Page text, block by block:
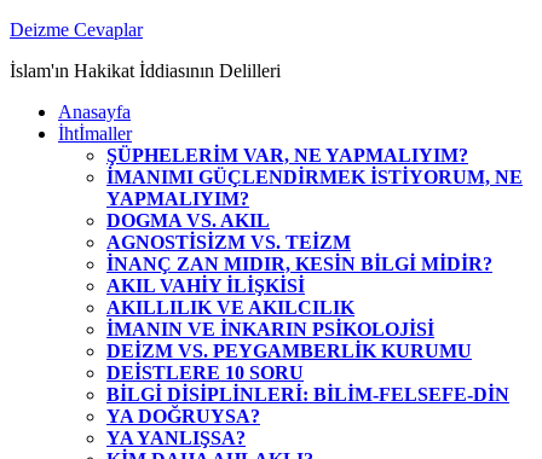
Zum
springen
Deizme Cevaplar
İslam'ın Hakikat İddiasının Delilleri
Anasayfa
İhtİmaller
ŞÜPHELERİM VAR, NE YAPMALIYIM?
İMANIMI GÜÇLENDİRMEK İSTİYORUM, NE
YAPMALIYIM?
DOGMA VS. AKIL
AGNOSTİSİZM VS. TEİZM
İNANÇ ZAN MIDIR, KESİN BİLGİ MİDİR?
AKIL VAHİY İLİŞKİSİ
AKILLILIK VE AKILCILIK
İMANIN VE İNKARIN PSİKOLOJİSİ
DEİZM VS. PEYGAMBERLİK KURUMU
DEİSTLERE 10 SORU
BİLGİ DİSİPLİNLERİ: BİLİM-FELSEFE-DİN
YA DOĞRUYSA?
YA YANLIŞSA?